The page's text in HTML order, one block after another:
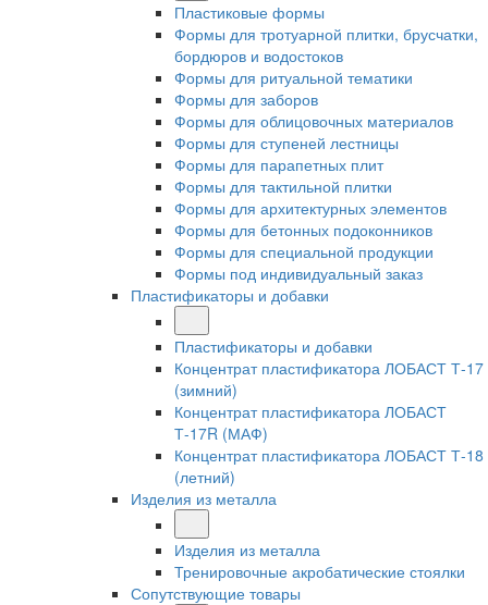
Пластиковые формы
Формы для тротуарной плитки, брусчатки,
бордюров и водостоков
Формы для ритуальной тематики
Формы для заборов
Формы для облицовочных материалов
Формы для ступеней лестницы
Формы для парапетных плит
Формы для тактильной плитки
Формы для архитектурных элементов
Формы для бетонных подоконников
Формы для специальной продукции
Формы под индивидуальный заказ
Пластификаторы и добавки
Пластификаторы и добавки
Концентрат пластификатора ЛОБАСТ Т-17
(зимний)
Концентрат пластификатора ЛОБАСТ
Т-17R (МАФ)
Концентрат пластификатора ЛОБАСТ Т-18
(летний)
Изделия из металла
Изделия из металла
Тренировочные акробатические стоялки
Сопутствующие товары